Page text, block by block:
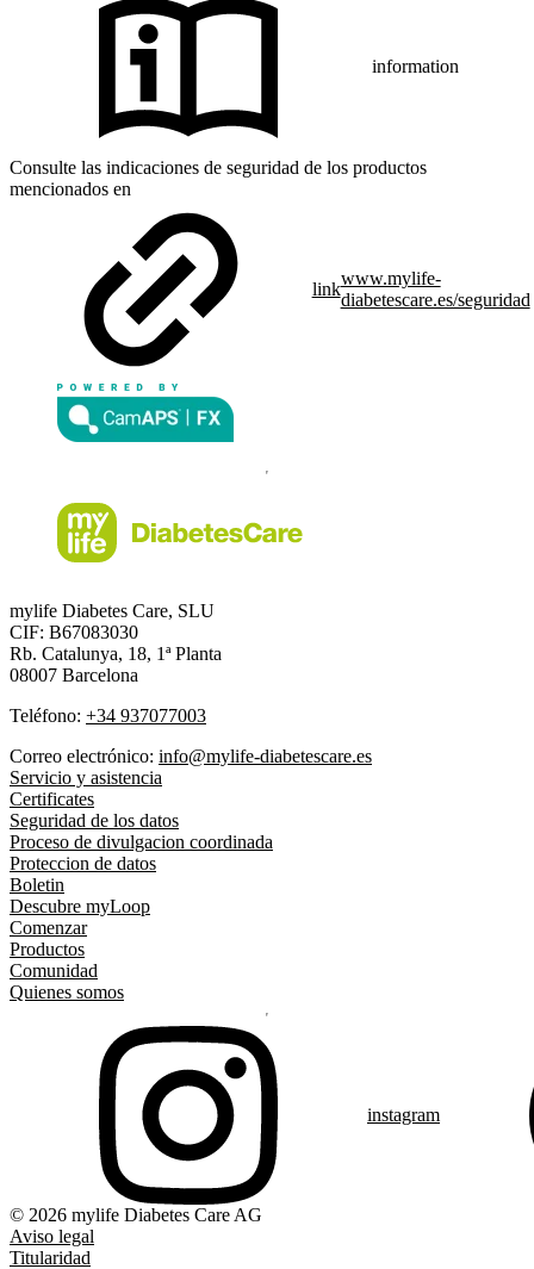
information
Consulte las indicaciones de seguridad de los productos
mencionados en
link
www.mylife-
diabetescare.es/seguridad
mylife Diabetes Care, SLU
CIF: B67083030
Rb. Catalunya, 18, 1ª Planta
08007 Barcelona
Teléfono: +34 937077003
Correo electrónico: info@mylife-diabetescare.es
Servicio y asistencia
Certificates
Seguridad de los datos
Proceso de divulgacion coordinada
Proteccion de datos
Boletin
Descubre myLoop
Comenzar
Productos
Comunidad
Quienes somos
instagram
© 2026 mylife Diabetes Care AG
Aviso legal
Titularidad